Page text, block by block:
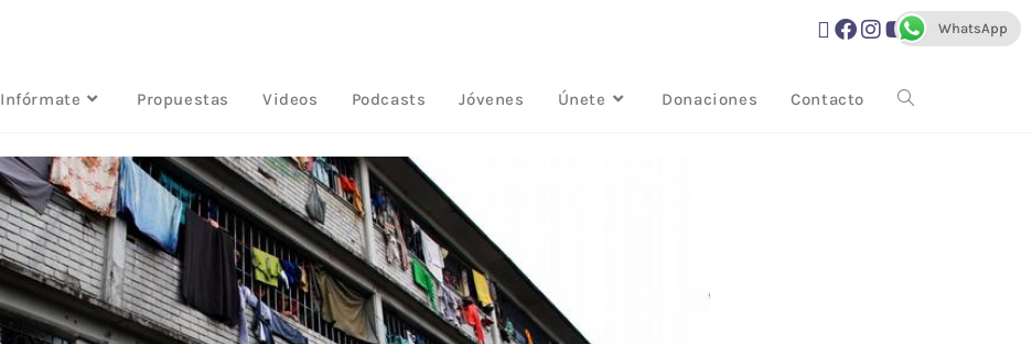
Infórmate Propuestas Videos Podcasts Jóvenes Únete Donaciones Contacto
WhatsApp